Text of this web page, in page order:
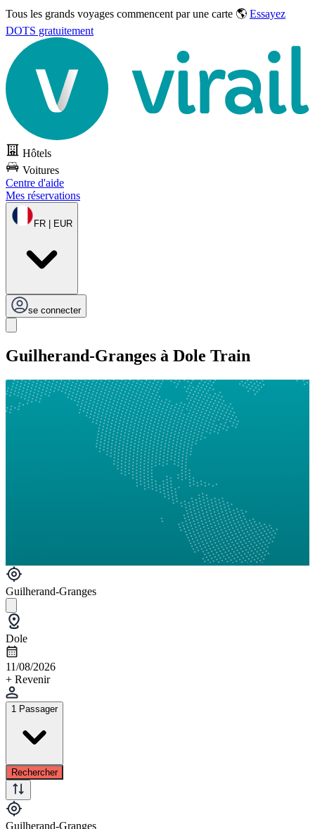
Tous les grands voyages commencent par une carte 🌎 Essayez
DOTS gratuitement
Hôtels
Voitures
Centre d'aide
Mes réservations
FR | EUR
se connecter
Guilherand-Granges à Dole Train
Guilherand-Granges
Dole
11/08/2026
+ Revenir
1 Passager
Rechercher
Guilherand-Granges